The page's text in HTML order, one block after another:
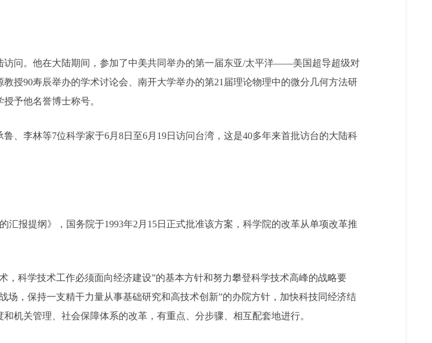
问。他在大陆期间，参加了中美共同举办的第一届东亚/太平洋——美国超导超级对
授90寿辰举办的学术讨论会、南开大学举办的第21届理论物理中的微分几何方法研
予他名誉博士称号。
李林等7位科学家于6月8日至6月19日访问台湾，这是40多年来首批访台的大陆科
报提纲》，国务院于1993年2月15日正式批准该方案，科学院的改革从单项改革推
科学技术工作必须面向经济建设”的基本方针和努力攀登科学技术高峰的战略要
，保持一支精干力量从事基础研究和高技术创新”的办院方针，加快科技同经济结
机关管理、社会保障体系的改革，有重点、分步骤、相互配套地进行。